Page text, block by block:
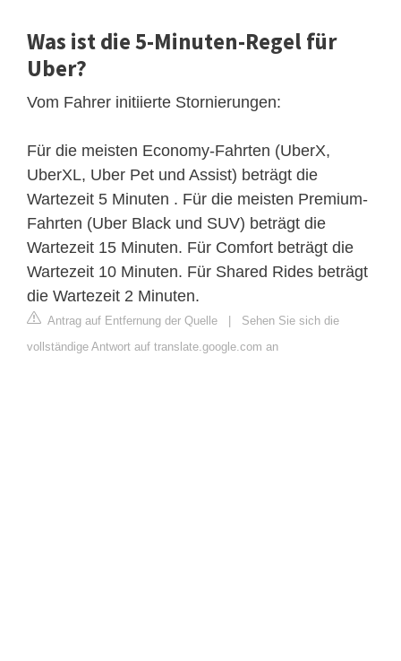
Was ist die 5-Minuten-Regel für
Uber?
Vom Fahrer initiierte Stornierungen:
Für die meisten Economy-Fahrten (UberX,
UberXL, Uber Pet und Assist) beträgt die
Wartezeit 5 Minuten . Für die meisten Premium-
Fahrten (Uber Black und SUV) beträgt die
Wartezeit 15 Minuten. Für Comfort beträgt die
Wartezeit 10 Minuten. Für Shared Rides beträgt
die Wartezeit 2 Minuten.
Antrag auf Entfernung der Quelle | Sehen Sie sich die
vollständige Antwort auf translate.google.com an